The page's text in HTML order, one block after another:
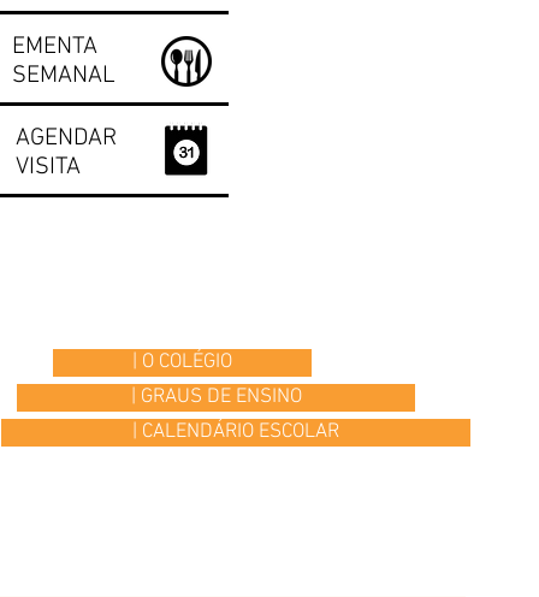
AGENDAR
VISITA
EMENTA
SEMANAL
| O COLÉGIO
| GRAUS DE ENSINO
| CALENDÁRIO ESCOLAR